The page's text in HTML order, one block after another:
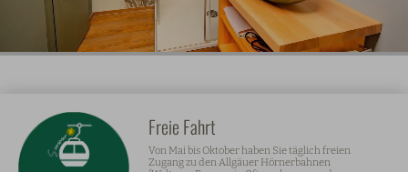
Kontakt & Service
Jetzt Buchen
Freie Fahrt
Von Mai bis Oktober haben Sie täglich freien
Zugang zu den Allgäuer Hörnerbahnen